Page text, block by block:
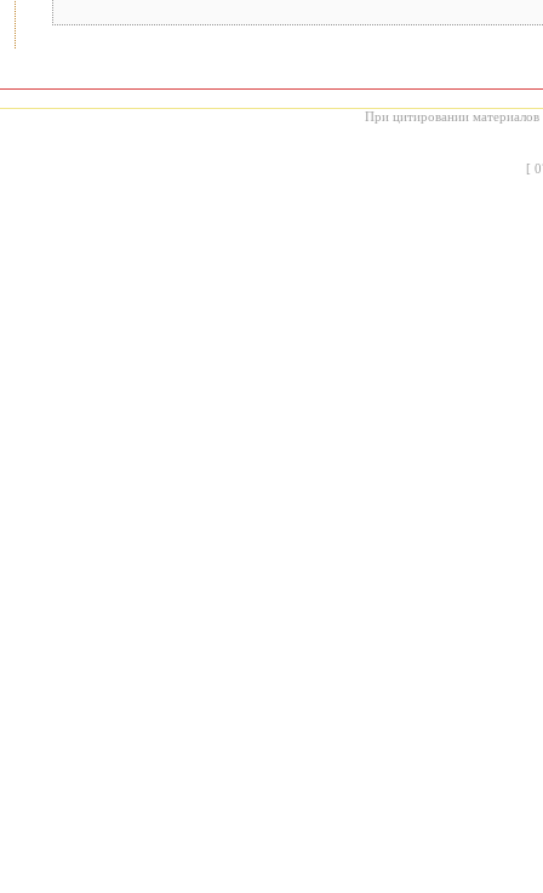
При цитировании материалов
[